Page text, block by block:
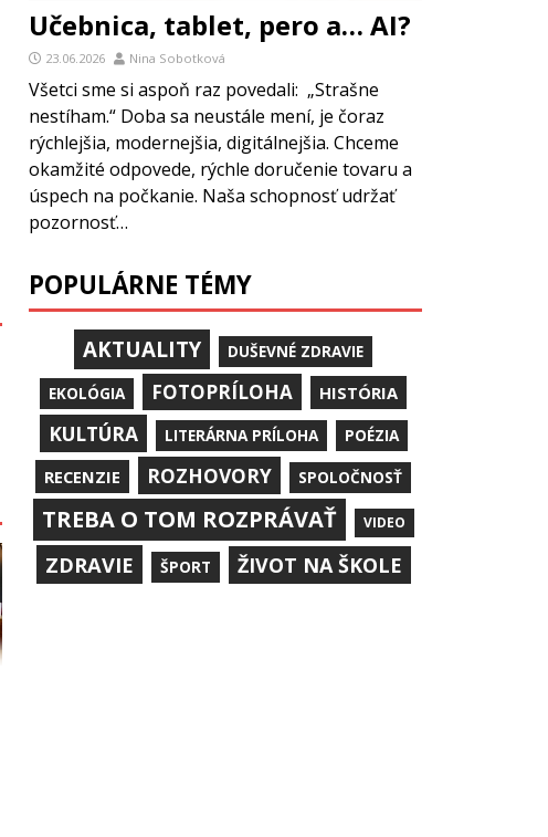
Učebnica, tablet, pero a… AI?
23.06.2026 Nina Sobotková
Všetci sme si aspoň raz povedali: „Strašne
nestíham.“ Doba sa neustále mení, je čoraz
rýchlejšia, modernejšia, digitálnejšia. Chceme
okamžité odpovede, rýchle doručenie tovaru a
úspech na počkanie. Naša schopnosť udržať
pozornosť…
POPULÁRNE TÉMY
AKTUALITY
DUŠEVNÉ ZDRAVIE
EKOLÓGIA
FOTOPRÍLOHA HISTÓRIA
KULTÚRA LITERÁRNA PRÍLOHA POÉZIA
RECENZIE ROZHOVORY SPOLOČNOSŤ
TREBA O TOM ROZPRÁVAŤ VIDEO
ZDRAVIE ŠPORT ŽIVOT NA ŠKOLE